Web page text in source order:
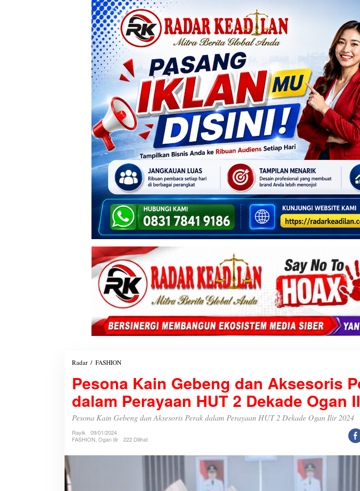
Radar / FASHION
s
o
n
a
K
n
Pesona Kain Gebeng dan Aksesoris
dalam Perayaan HUT 2 Dekade Ogan
Pesona Kain Gebeng dan Aksesoris Perak dalam Perayaan HUT 2 Dekade Ogan Ilir 2024
Rayik
09/01/2024
FASHION, Ogan Ilir 222 Dilihat